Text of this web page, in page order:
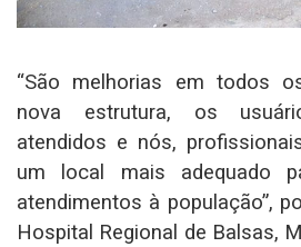
“São melhorias em todos
nova estrutura, os
atendidos e nós,
um local mais adequado
atendimentos à população”,
Hospital Regional de Balsas,